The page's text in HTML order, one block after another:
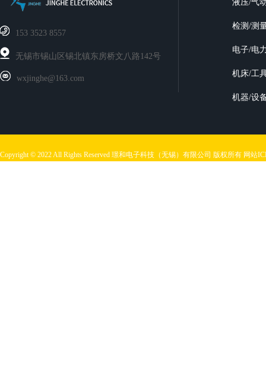
‭153 3523 8557
无锡市锡山区锡北镇东房桥文八路142号
wxjinghe@163.com
液压/气
检测/测
电子/电
机床/工
机器/设
Copyright © 2022 All Rights Reserved 璟和电子科技（无锡）有限公司 版权所有 网站